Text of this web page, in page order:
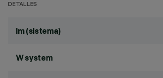
DETALLES
lm (sistema)
W system